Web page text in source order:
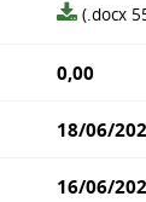
archivo
(.docx
0,00
18/06/
16/06/